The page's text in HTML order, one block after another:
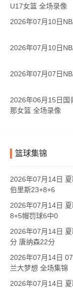
U17女篮 全场录像
2026年07月10日
2026年07月10日
2026年07月07日
2026年06月15日国
那女篮 全场录像
篮球集锦
2026年07月14日
伯里斯23+8+6
2026年07月14日
8+5帽罚球6中0
2026年07月14日
分 唐纳森22分
2026年07月14日
兰大梦想 全场集锦
2026年07月14日